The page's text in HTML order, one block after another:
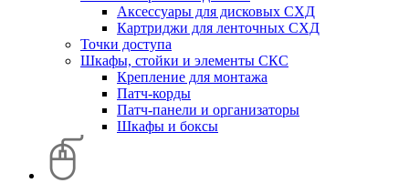
Аксессуары для дисковых СХД
Картриджи для ленточных СХД
Точки доступа
Шкафы, стойки и элементы СКС
Крепление для монтажа
Патч-корды
Патч-панели и организаторы
Шкафы и боксы